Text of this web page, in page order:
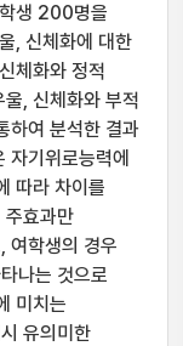
생 200명을
, 신체화에 대한
체화와 정적
, 신체화와 부적
하여 분석한 결과
자기위로능력에
따라 차이를
주효과만
여학생의 경우
나는 것으로
미치는
유의미한